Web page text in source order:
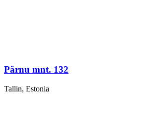
Pärnu mnt. 132
Tallin, Estonia